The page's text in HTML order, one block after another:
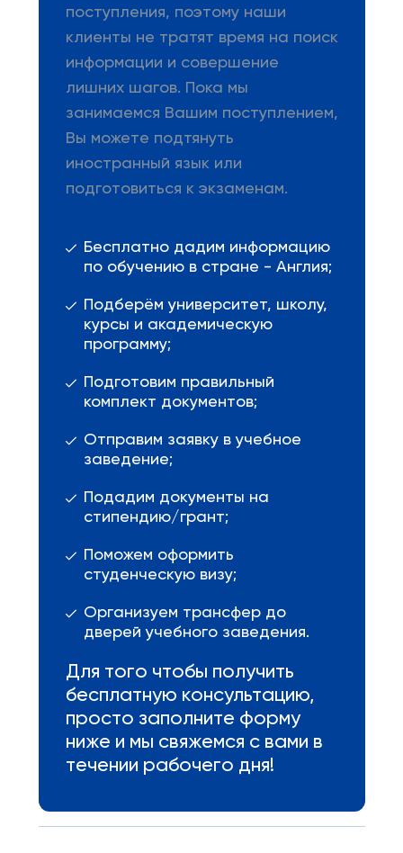
поступления, поэтому наши
клиенты не тратят время на поиск
информации и совершение
лишних шагов. Пока мы
занимаемся Вашим поступлением,
Вы можете подтянуть
иностранный язык или
подготовиться к экзаменам.
Бесплатно дадим информацию
по обучению в стране - Англия;
Подберём университет, школу,
курсы и академическую
программу;
Подготовим правильный
комплект документов;
Отправим заявку в учебное
заведение;
Подадим документы на
стипендию/грант;
Поможем оформить
студенческую визу;
Организуем трансфер до
дверей учебного заведения.
Для того чтобы получить
бесплатную консультацию,
просто заполните форму
ниже и мы свяжемся с вами в
течении рабочего дня!